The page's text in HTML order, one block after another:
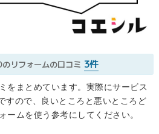
のリフォームの口コミ 3件
をまとめています。実際にサービス
すので、良いところと悪いところど
ームを使う参考にしてください。